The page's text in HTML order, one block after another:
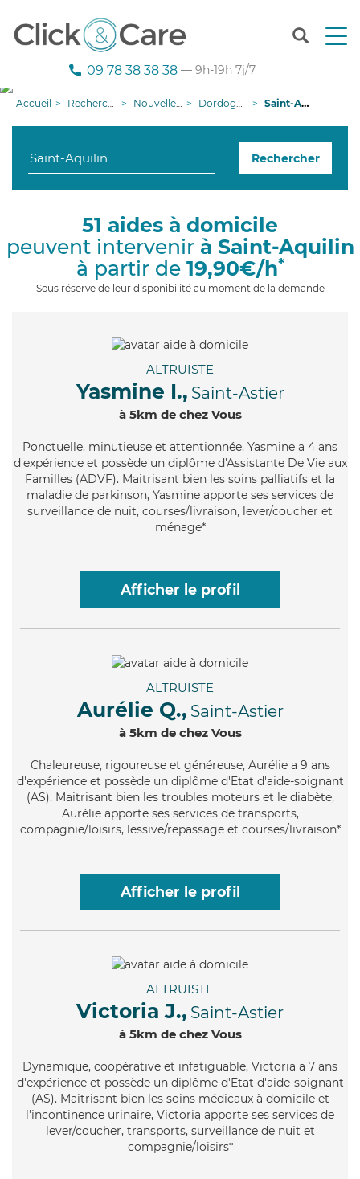
T
n
g
i
09 78 38 38 38 — 9h-19h 7j/7
Accueil Recherche aide à domicile Nouvelle-Aquitaine Dordogne Saint-Aquilin
Rechercher
51 aides à domicile
peuvent intervenir à Saint-Aquilin
à partir de 19,90€/h*
Sous réserve de leur disponibilité au moment de la demande
ALTRUISTE
Yasmine I., Saint-Astier
à 5km de chez Vous
Ponctuelle, minutieuse et attentionnée, Yasmine a 4 ans
d'expérience et possède un diplôme d'Assistante De Vie aux
Familles (ADVF). Maitrisant bien les soins palliatifs et la
maladie de parkinson, Yasmine apporte ses services de
surveillance de nuit, courses/livraison, lever/coucher et
ménage*
Afficher le profil
ALTRUISTE
Aurélie Q., Saint-Astier
à 5km de chez Vous
Chaleureuse, rigoureuse et généreuse, Aurélie a 9 ans
d'expérience et possède un diplôme d'Etat d'aide-soignant
(AS). Maitrisant bien les troubles moteurs et le diabète,
Aurélie apporte ses services de transports,
compagnie/loisirs, lessive/repassage et courses/livraison*
Afficher le profil
ALTRUISTE
Victoria J., Saint-Astier
à 5km de chez Vous
Dynamique, coopérative et infatiguable, Victoria a 7 ans
d'expérience et possède un diplôme d'Etat d'aide-soignant
(AS). Maitrisant bien les soins médicaux à domicile et
l'incontinence urinaire, Victoria apporte ses services de
lever/coucher, transports, surveillance de nuit et
compagnie/loisirs*